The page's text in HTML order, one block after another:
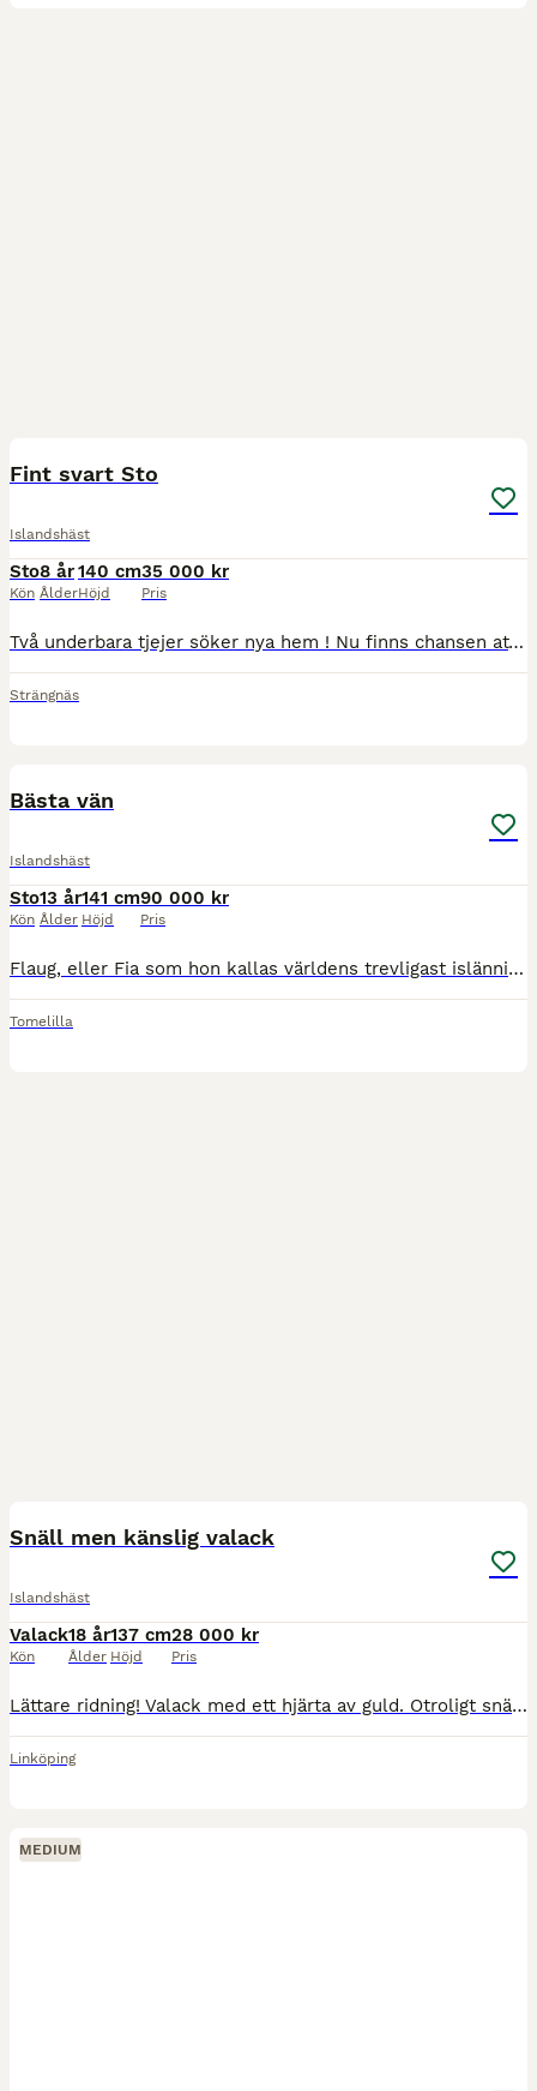
Fint svart Sto
Islandshäst
Sto
Kön
8 år
Ålder
140 cm
Höjd
35 000 kr
Pris
Två underbara tjejer söker nya hem ! Nu finns chansen att köpa två supersöta Islandshästar, härliga Sol och mysiga Meyla. Meyla är en söt och försynt liten tjej på 8 år som mest gått ut efter andra
Strängnäs
Bästa vän
Islandshäst
Sto
Kön
13 år
Ålder
141 cm
Höjd
90 000 kr
Pris
Flaug, eller Fia som hon kallas världens trevligast islänning. Hon är snäll o välriden 5 gångare. Söker efter nytt hem där hon är någons nummer ett o vill ha en lugn o vänlig människa. Hon har aldrig
Tomelilla
Snäll men känslig valack
Islandshäst
Valack
Kön
18 år
Ålder
137 cm
Höjd
28 000 kr
Pris
Lättare ridning! Valack med ett hjärta av guld. Otroligt snäll i all hantering, även med barn. Lättstressad vid ridning, kräver en lugn ryttare som visar att han duger precis som han är. När det klaf
Linköping
MEDIUM